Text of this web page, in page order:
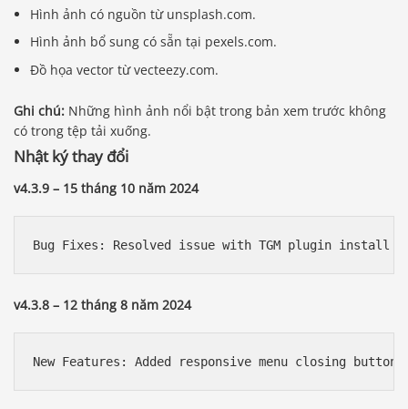
Hình ảnh có nguồn từ unsplash.com.
Hình ảnh bổ sung có sẵn tại pexels.com.
Đồ họa vector từ vecteezy.com.
Ghi chú: Những hình ảnh nổi bật trong bản xem trước không
có trong tệp tải xuống.
Nhật ký thay đổi
v4.3.9 – 15 tháng 10 năm 2024
v4.3.8 – 12 tháng 8 năm 2024